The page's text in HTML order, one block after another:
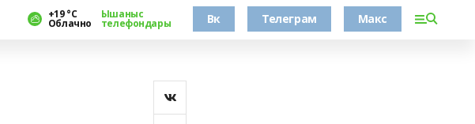
+19 °С
Облачно
Ышаныс
телефондары Вк Телеграм Макс